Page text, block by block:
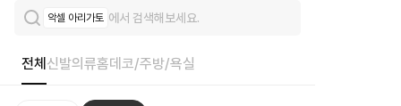
악셀 아리가토 에서 검색해보세요.
전체 신발의류홈데코/주방/욕실